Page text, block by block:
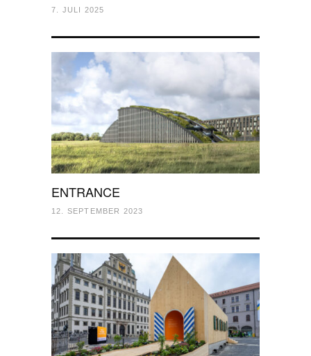
7. JULI 2025
ENTRANCE
12. SEPTEMBER 2023